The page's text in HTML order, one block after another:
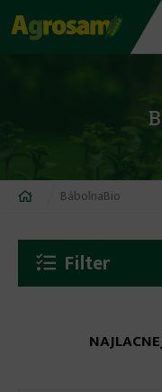
Jump
to
Nachádzate
tu
BábolnaBio
Filter